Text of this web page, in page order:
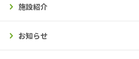
施設紹介
お知らせ